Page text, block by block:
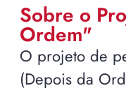
Sobre o
Ordem"
O projeto de
(Depois da